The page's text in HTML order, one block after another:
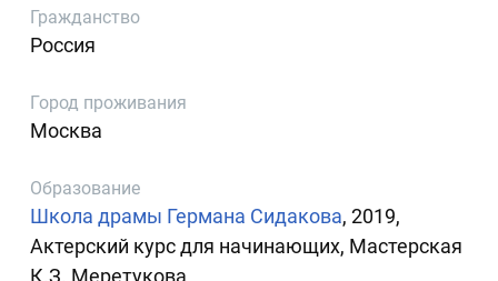
Гражданство
Россия
Город проживания
Москва
Образование
Школа драмы Германа Сидакова, 2019,
Актерский курс для начинающих, Мастерская
К.З. Меретукова